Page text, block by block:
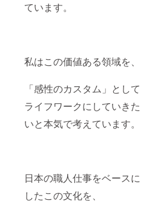
ています。
私はこの価値ある領域を、
「感性のカスタム」として
ライフワークにしていきた
いと本気で考えています。
日本の職人仕事をベースに
したこの文化を、